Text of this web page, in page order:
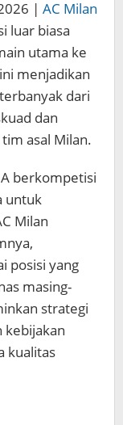
| AC Milan
luar biasa
utama ke
menjadikan
dari
dan
asal Milan.
berkompetisi
untuk
Milan
posisi yang
masing-
strategi
kebijakan
kualitas